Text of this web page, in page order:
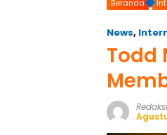
Beranda
News,
Todd
Redaksi